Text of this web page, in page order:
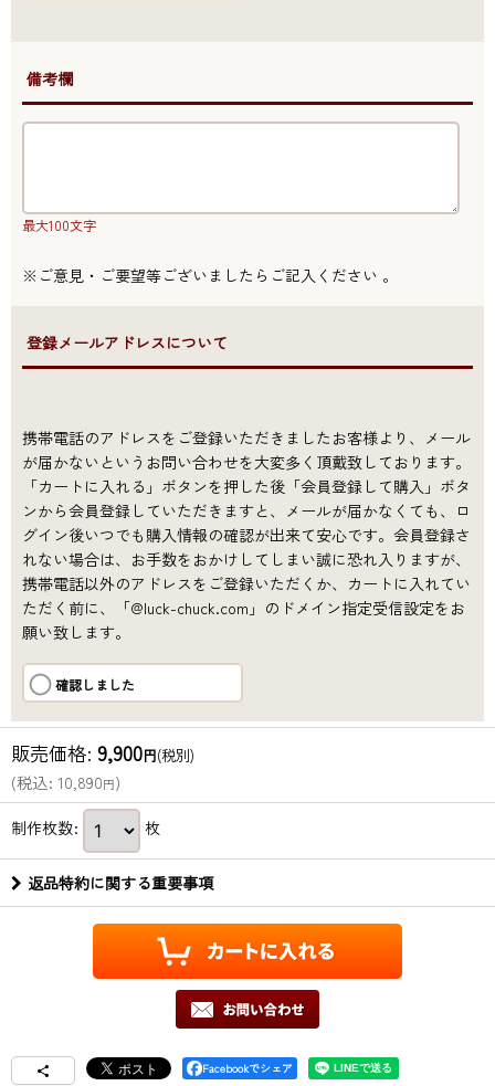
●備考欄
最大100文字
※ご意見・ご要望等ございましたらご記入ください 。
携帯電話のアドレスをご登録いただきましたお客様より、メール
が届かないというお問い合わせを大変多く頂戴致しております。
「カートに入れる」ボタンを押した後「会員登録して購入」ボタ
ンから会員登録していただきますと、メールが届かなくても、ロ
グイン後いつでも購入情報の確認が出来て安心です。会員登録さ
れない場合は、お手数をおかけしてしまい誠に恐れ入りますが、
携帯電話以外のアドレスをご登録いただくか、カートに入れてい
ただく前に、「@luck-chuck.com」のドメイン指定受信設定をお
願い致します。
●登録メールアドレスについて
確認しました
販売価格: 9,900円(税別)
(税込: 10,890円)
制作枚数: 枚
返品特約に関する重要事項
Facebookでシェア